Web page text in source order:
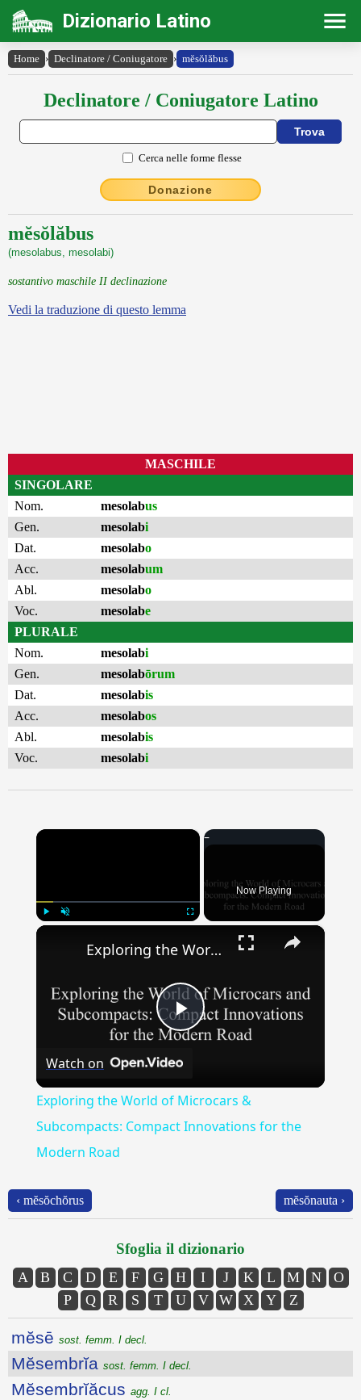
Dizionario Latino
Home › Declinatore / Coniugatore › mĕsŏlăbus
Declinatore / Coniugatore Latino
Cerca nelle forme flesse
Donazione
mĕsŏlăbus
(mesolabus, mesolabi)
sostantivo maschile II declinazione
Vedi la traduzione di questo lemma
MASCHILE
SINGOLARE
Nom.
mesolabus
Gen.
mesolabi
Dat.
mesolabo
Acc.
mesolabum
Abl.
mesolabo
Voc.
mesolabe
PLURALE
Nom.
mesolabi
Gen.
mesolabōrum
Dat.
mesolabis
Acc.
mesolabos
Abl.
mesolabis
Voc.
mesolabi
×
Now Playing
×
Play
Exploring the World of Microcars & Subcompacts: Compact Innovations for the Modern Road
Watch on
Exploring the World of Microcars &
Subcompacts: Compact Innovations for the
Modern Road
‹ mĕsŏchŏrus mĕsŏnauta ›
Sfoglia il dizionario
A B C D E F G H I J K L M N
O
P
Q R S T U V W X Y Z
mĕsē sost. femm. I decl.
Mĕsembrĭa sost. femm. I decl.
Mĕsembrĭăcus agg. I cl.